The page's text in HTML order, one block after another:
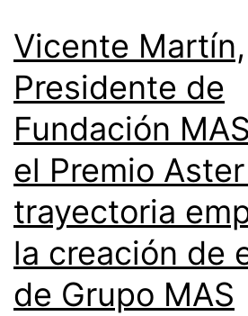
Vicente Martín,
Presidente de
Fundación
el Premio
trayectoria
la creación de
de Grupo MAS